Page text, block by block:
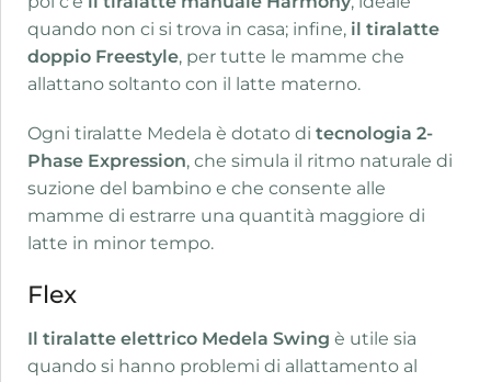
quando non ci si trova in casa; infine, il tiralatte
doppio Freestyle, per tutte le mamme che
allattano soltanto con il latte materno.
Ogni tiralatte Medela è dotato di tecnologia 2-
Phase Expression, che simula il ritmo naturale di
suzione del bambino e che consente alle
mamme di estrarre una quantità maggiore di
latte in minor tempo.
Flex
Il tiralatte elettrico Medela Swing è utile sia
quando si hanno problemi di allattamento al